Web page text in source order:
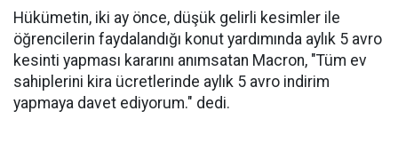
Hükümetin, iki ay önce, düşük gelirli kesimler ile
öğrencilerin faydalandığı konut yardımında aylık 5 avro
kesinti yapması kararını anımsatan Macron, "Tüm ev
sahiplerini kira ücretlerinde aylık 5 avro indirim
yapmaya davet ediyorum." dedi.